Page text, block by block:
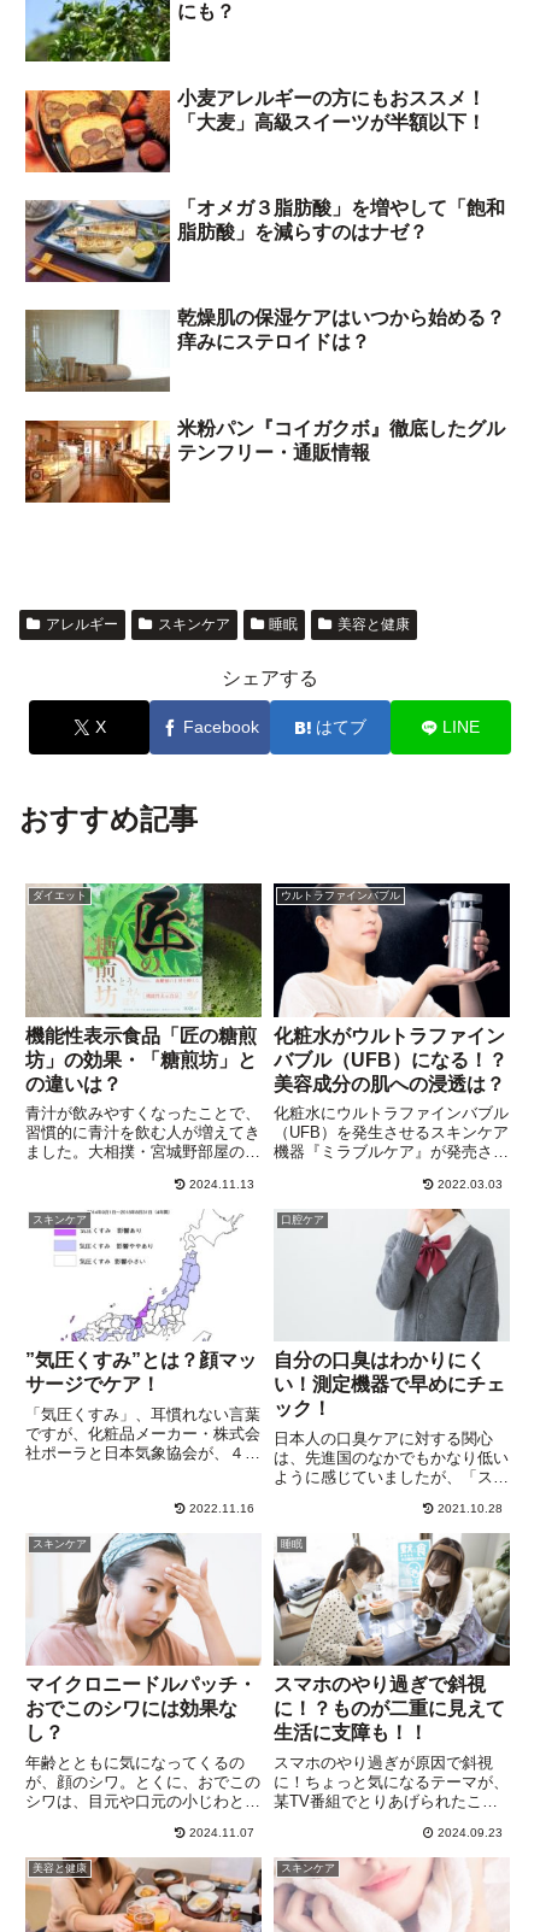
にも？
小麦アレルギーの方にもおススメ！
「大麦」高級スイーツが半額以下！
「オメガ３脂肪酸」を増やして「飽和
脂肪酸」を減らすのはナゼ？
乾燥肌の保湿ケアはいつから始める？
痒みにステロイドは？
米粉パン『コイガクボ』徹底したグル
テンフリー・通販情報
アレルギー スキンケア 睡眠 美容と健康
シェアする
X Facebook はてブ LINE
おすすめ記事
ダイエット
機能性表示食品「匠の糖煎
坊」の効果・「糖煎坊」と
の違いは？
青汁が飲みやすくなったことで、
習慣的に青汁を飲む人が増えてき
ました。大相撲・宮城野部屋の炎
でいるというのが、国産桑の葉
100%を使用した「糖煎坊」。桑
の葉のマイルドな味が好評です。
糖煎坊内容量：30包入り※目安...
2024.11.13
ウルトラファインバブル
化粧水がウルトラファイン
バブル（UFB）になる！？
美容成分の肌への浸透は？
化粧水にウルトラファインバブル
（UFB）を発生させるスキンケア
機器『ミラブルケア』が発売され
ルトラファインバブル（UFB）が
生成しますが、普段から愛用して
いる化粧水を使えるのが大きなメ
リット！『ミラブルケア』の...
2022.03.03
スキンケア
”気圧くすみ”とは？顔マッ
サージでケア！
「気圧くすみ」、耳慣れない言葉
ですが、化粧品メーカー・株式会
社ポーラと日本気象協会が、４年
図です。「肌」と「気象環境」の
関係を、250万件ものビッグデー
タを分析して発見したのが、”...
2022.11.16
口腔ケア
自分の口臭はわかりにく
い！測定機器で早めにチェ
ック！
日本人の口臭ケアに対する関心
は、先進国のなかでもかなり低い
ように感じていましたが、「スメ
速に高まってきたようです。自分
では感じにくい口臭ですが、周り
の人にとっては悪臭以外の何物で
もありません。口臭測定器を使っ
た...
2021.10.28
スキンケア
マイクロニードルパッチ・
おでこのシワには効果な
し？
年齢とともに気になってくるの
が、顔のシワ。とくに、おでこの
シワは、目元や口元の小じわとく
す。マスクをする機会が多くなっ
たことも、理由の一つかもしれま
せん。おでこのシワは、目を大き
く見開いたり、上目遣いでモノを
見...
2024.11.07
睡眠
スマホのやり過ぎで斜視
に！？ものが二重に見えて
生活に支障も！！
スマホのやり過ぎが原因で斜視
に！ちょっと気になるテーマが、
某TV番組でとりあげられたこと
の視線が違う場所に向かっている
状態のこと。”物が二重に見え
る”ことがあるだけでなく、見た
目にもいわゆる”寄り目”の状態
に。...
2024.09.23
美容と健康 スキンケア